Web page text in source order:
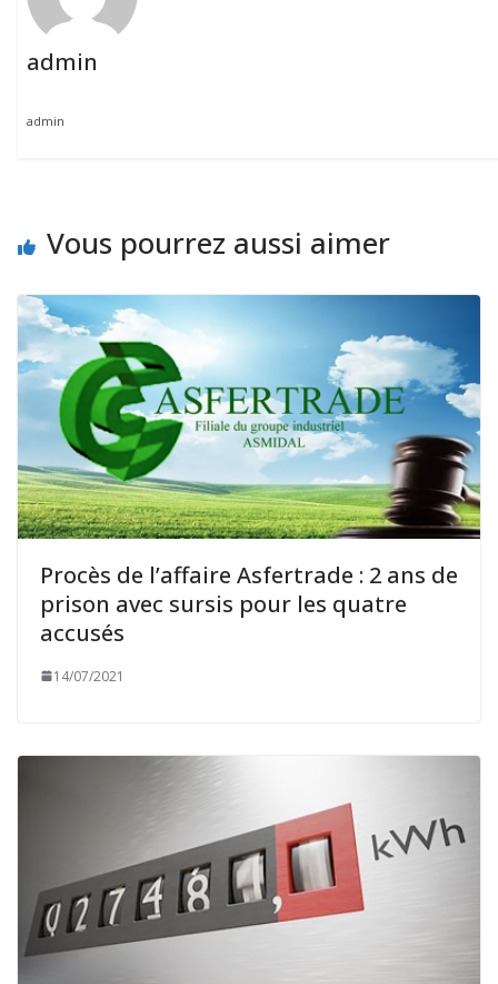
admin
admin
Vous pourrez aussi aimer
Procès de l’affaire Asfertrade : 2 ans de
prison avec sursis pour les quatre
accusés
14/07/2021